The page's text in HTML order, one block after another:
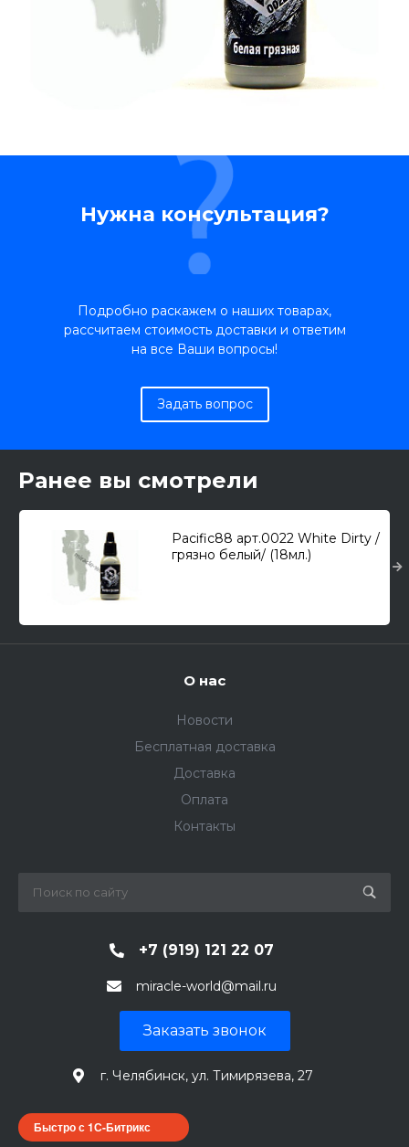
Нужна консультация?
Подробно раскажем о наших товарах,
рассчитаем стоимость доставки и ответим
на все Ваши вопросы!
Задать вопрос
Ранее вы смотрели
Pacific88 арт.0022 White Dirty /
грязно белый/ (18мл.)
О нас
Новости
Бесплатная доставка
Доставка
Оплата
Контакты
+7 (919) 121 22 07
miracle-world@mail.ru
Заказать звонок
г. Челябинск, ул. Тимирязева, 27
Быстро с 1С-Битрикс